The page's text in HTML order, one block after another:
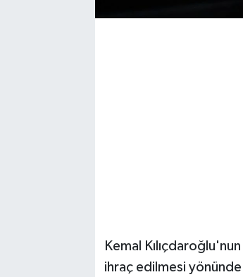
Kemal
ihraç edilmesi yönünde